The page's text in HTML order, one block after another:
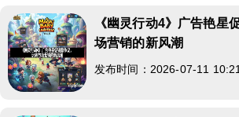
《幽灵行动4》广告艳星
场营销的新风潮
发布时间：2026-07-11